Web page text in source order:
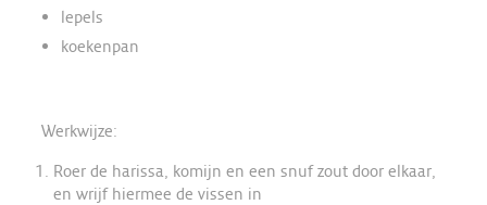
lepels
koekenpan
Werkwijze:
Roer de harissa, komijn en een snuf zout door elkaar,
en wrijf hiermee de vissen in